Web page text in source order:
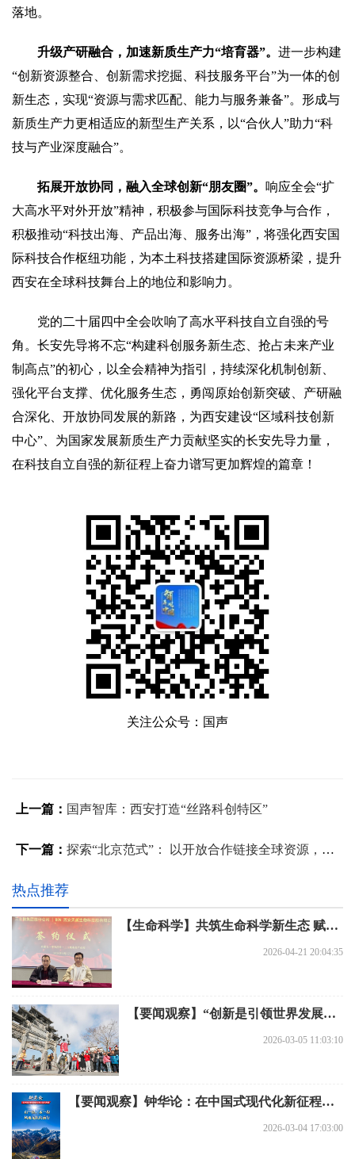
落地。
升级产研融合，加速新质生产力“培育器”。 进一步构建
“创新资源整合、创新需求挖掘、科技服务平台”为一体的创
新生态，实现“资源与需求匹配、能力与服务兼备”。形成与
新质生产力更相适应的新型生产关系，以“合伙人”助力“科
技与产业深度融合”。
拓展开放协同，融入全球创新“朋友圈”。 响应全会“扩
大高水平对外开放”精神，积极参与国际科技竞争与合作，
积极推动“科技出海、产品出海、服务出海”，将强化西安国
际科技合作枢纽功能，为本土科技搭建国际资源桥梁，提升
西安在全球科技舞台上的地位和影响力。
党的二十届四中全会吹响了高水平科技自立自强的号
角。长安先导将不忘“构建科创服务新生态、抢占未来产业
制高点”的初心，以全会精神为指引，持续深化机制创新、
强化平台支撑、优化服务生态，勇闯原始创新突破、产研融
合深化、开放协同发展的新路，为西安建设“区域科技创新
中心”、为国家发展新质生产力贡献坚实的长安先导力量，
在科技自立自强的新征程上奋力谱写更加辉煌的篇章！
关注公众号：国声
上一篇： 国声智库：西安打造“丝路科创特区”
下一篇： 探索“北京范式”： 以开放合作链接全球资源，推动超大城市高质量发展
热点推荐
【生命科学】共筑生命科学新生态 赋能健康中国新征程 三主粮与天美生物携手探索生命科学产业协同创新路径
2026-04-21 20:04:35
【要闻观察】“创新是引领世界发展的重要动力”——中国携手世界共赴创新发展新征程
2026-03-05 11:03:10
【要闻观察】钟华论：在中国式现代化新征程上策马奔腾
2026-03-04 17:03:00